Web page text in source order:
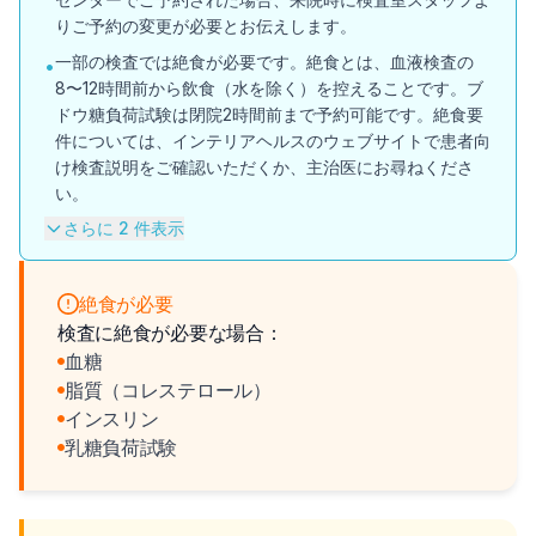
りご予約の変更が必要とお伝えします。
•一部の検査では絶食が必要です。絶食とは、血液検査の
8〜12時間前から飲食（水を除く）を控えることです。ブ
ドウ糖負荷試験は閉院2時間前まで予約可能です。絶食要
件については、インテリアヘルスのウェブサイトで患者向
け検査説明をご確認いただくか、主治医にお尋ねくださ
い。
さらに 2 件表示
絶食が必要
検査に絶食が必要な場合：
血糖
脂質（コレステロール）
インスリン
乳糖負荷試験